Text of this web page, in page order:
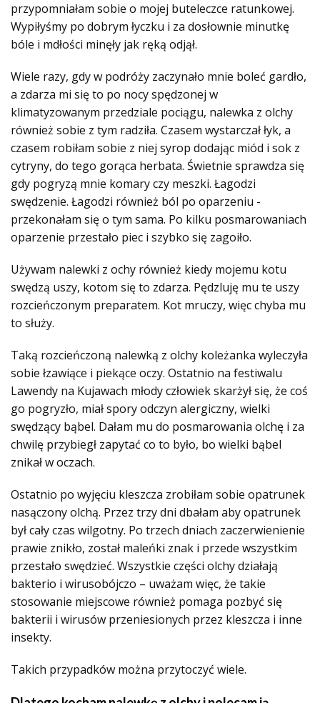
przypomniałam sobie o mojej buteleczce ratunkowej.
Wypiłyśmy po dobrym łyczku i za dosłownie minutkę
bóle i mdłości minęły jak ręką odjął.
Wiele razy, gdy w podróży zaczynało mnie boleć gardło,
a zdarza mi się to po nocy spędzonej w
klimatyzowanym przedziale pociągu, nalewka z olchy
również sobie z tym radziła. Czasem wystarczał łyk, a
czasem robiłam sobie z niej syrop dodając miód i sok z
cytryny, do tego gorąca herbata. Świetnie sprawdza się
gdy pogryzą mnie komary czy meszki. Łagodzi
swędzenie. Łagodzi również ból po oparzeniu -
przekonałam się o tym sama. Po kilku posmarowaniach
oparzenie przestało piec i szybko się zagoiło.
Używam nalewki z ochy również kiedy mojemu kotu
swędzą uszy, kotom się to zdarza. Pędzluję mu te uszy
rozcieńczonym preparatem. Kot mruczy, więc chyba mu
to służy.
Taką rozcieńczoną nalewką z olchy koleżanka wyleczyła
sobie łzawiące i piekące oczy. Ostatnio na festiwalu
Lawendy na Kujawach młody człowiek skarżył się, że coś
go pogryzło, miał spory odczyn alergiczny, wielki
swędzący bąbel. Dałam mu do posmarowania olchę i za
chwilę przybiegł zapytać co to było, bo wielki bąbel
znikał w oczach.
Ostatnio po wyjęciu kleszcza zrobiłam sobie opatrunek
nasączony olchą. Przez trzy dni dbałam aby opatrunek
był cały czas wilgotny. Po trzech dniach zaczerwienienie
prawie znikło, został maleńki znak i przede wszystkim
przestało swędzieć. Wszystkie części olchy działają
bakterio i wirusobójczo – uważam więc, że takie
stosowanie miejscowe również pomaga pozbyć się
bakterii i wirusów przeniesionych przez kleszcza i inne
insekty.
Takich przypadków można przytoczyć wiele.